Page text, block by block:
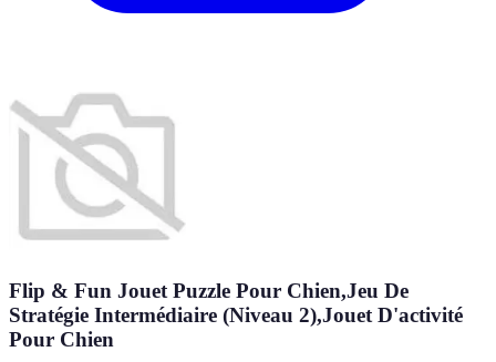
Flip & Fun Jouet Puzzle Pour Chien,Jeu De
Stratégie Intermédiaire (Niveau 2),Jouet D'activité
Pour Chien